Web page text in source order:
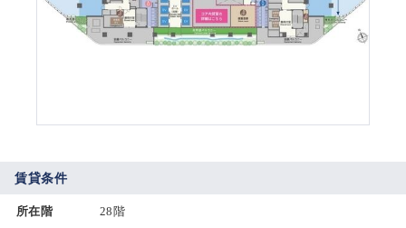
賃貸条件
所在階 28階